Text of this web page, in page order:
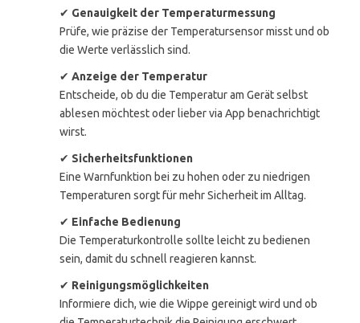
✔ Genauigkeit der Temperaturmessung
Prüfe, wie präzise der Temperatursensor misst und ob
die Werte verlässlich sind.
✔ Anzeige der Temperatur
Entscheide, ob du die Temperatur am Gerät selbst
ablesen möchtest oder lieber via App benachrichtigt
wirst.
✔ Sicherheitsfunktionen
Eine Warnfunktion bei zu hohen oder zu niedrigen
Temperaturen sorgt für mehr Sicherheit im Alltag.
✔ Einfache Bedienung
Die Temperaturkontrolle sollte leicht zu bedienen
sein, damit du schnell reagieren kannst.
✔ Reinigungsmöglichkeiten
Informiere dich, wie die Wippe gereinigt wird und ob